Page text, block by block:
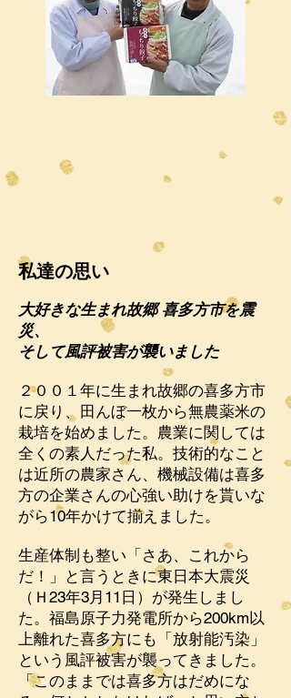
私達の思い
大好きな生まれ故郷 喜多方市を震
災、
そして風評被害が襲いました
２００１年に生まれ故郷の喜多方市
に戻り、田んぼ一枚から無農薬米の
栽培を始めました。農業に関しては
全くの素人だった私。技術的なこと
は近所の農家さん、機械設備は喜多
方の企業さんの心強い助けを貰いな
がら10年かけて揃えました。
生産体制も整い「さあ、これから
だ！」と言うときに東日本大震災
（Ｈ23年3月11日）が発生しまし
た。福島原子力発電所から200km以
上離れた喜多方にも「放射能汚染」
という風評被害が襲ってきました。
「このままでは喜多方はだめにな